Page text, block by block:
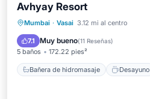
Avhyay Resort
Mumbai · Vasai 3.12 mi al centro
7.1 Muy bueno(11 Reseñas)
5 baños 172.22 pies²
Bañera de hidromasaje Desayuno
Bañera de hidromasaje
Piscina
Spa